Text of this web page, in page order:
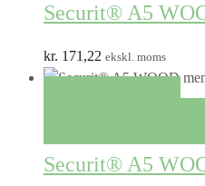
Securit® A5
kr. 171,22 ekskl. moms
Securit® A5